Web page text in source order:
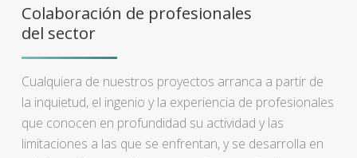
Colaboración de profesionales
del sector
Cualquiera de nuestros proyectos arranca a partir de
la inquietud, el ingenio y la experiencia de profesionales
que conocen en profundidad su actividad y las
limitaciones a las que se enfrentan, y se desarrolla en